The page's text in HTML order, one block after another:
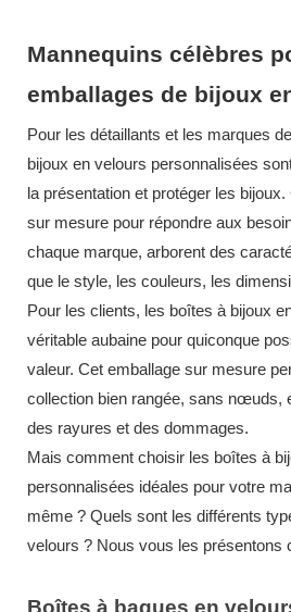
Mannequins célèbres
emballages de bijoux
Pour les détaillants et les marques
bijoux en velours personnalisées
la présentation et protéger les
sur mesure pour répondre aux
chaque marque, arborent des
que le style, les couleurs, les
Pour les clients, les boîtes à bijoux
véritable aubaine pour quiconque
valeur. Cet emballage sur mesure
collection bien rangée, sans nœuds,
des rayures et des dommages.
Mais comment choisir les boîtes à
personnalisées idéales pour votre
même ? Quels sont les différents
velours ? Nous vous les présentons
Boîtes à bagues en